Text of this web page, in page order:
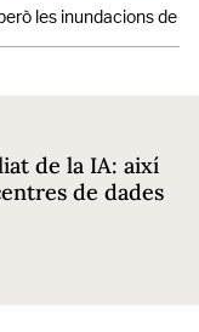
les inundacions de
de la IA: així
de dades